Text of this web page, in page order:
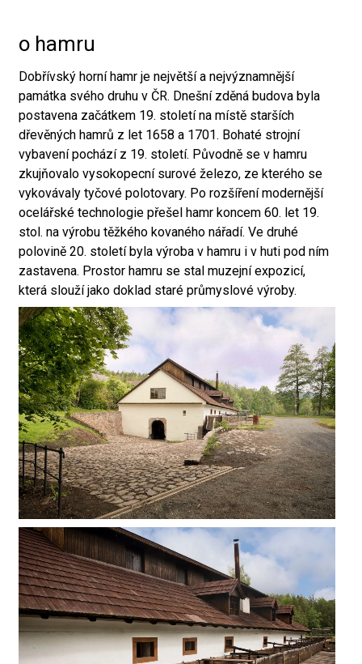
o hamru
Dobřívský horní hamr je největší a nejvýznamnější
památka svého druhu v ČR. Dnešní zděná budova byla
postavena začátkem 19. století na místě starších
dřevěných hamrů z let 1658 a 1701. Bohaté strojní
vybavení pochází z 19. století. Původně se v hamru
zkujňovalo vysokopecní surové železo, ze kterého se
vykovávaly tyčové polotovary. Po rozšíření modernější
ocelářské technologie přešel hamr koncem 60. let 19.
stol. na výrobu těžkého kovaného nářadí. Ve druhé
polovině 20. století byla výroba v hamru i v huti pod ním
zastavena. Prostor hamru se stal muzejní expozicí,
která slouží jako doklad staré průmyslové výroby.